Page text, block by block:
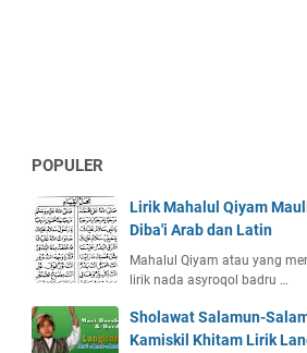
POPULER
Lirik Mahalul Qiyam
Diba'i Arab dan Latin
Mahalul Qiyam atau yang
lirik nada asyroqol badru …
Sholawat Salamun-
Kamiskil Khitam Lirik